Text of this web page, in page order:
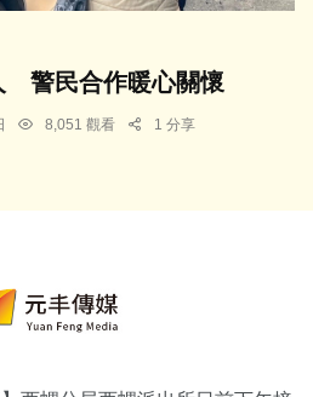
警民合作暖心關懷
8,051 觀看 1 分享